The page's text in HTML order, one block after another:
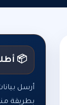
📦
أرسل
بطريقة